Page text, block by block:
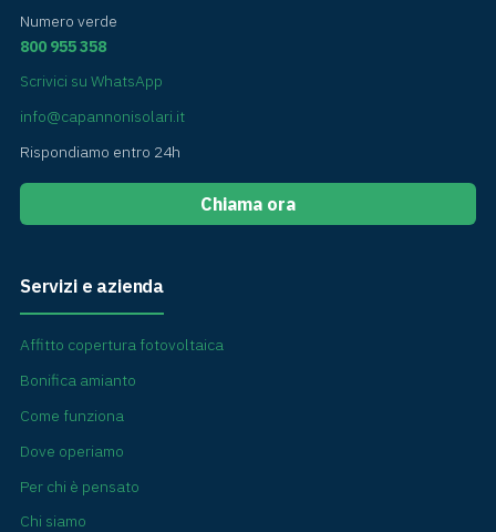
Numero verde
800 955 358
Scrivici su WhatsApp
info@capannonisolari.it
Rispondiamo entro 24h
Chiama ora
Servizi e azienda
Affitto copertura fotovoltaica
Bonifica amianto
Come funziona
Dove operiamo
Per chi è pensato
Chi siamo